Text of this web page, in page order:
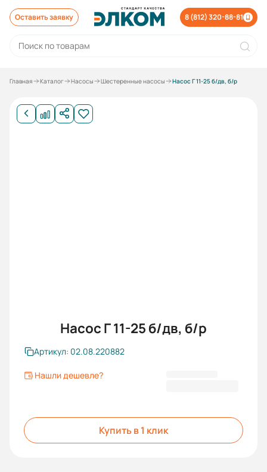
Оставить заявку 8 (812) 320-88-81
Главная Каталог Насосы Шестеренные насосы Насос Г 11-25 б/дв, б/р
Насос Г 11-25 б/дв, б/р
Артикул: 02.08.220882
Нашли дешевле?
Купить в 1 клик